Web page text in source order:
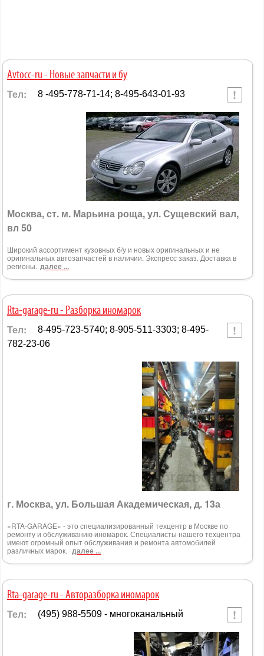
Avtocc-ru - Новые запчасти и бу
Тел: 8 -495-778-71-14; 8-495-643-01-93
Москва, ст. м. Марьина роща, ул. Сущевский вал,
вл 50
Широкий ассортимент кузовных б/у и новых оригинальных и не
оригинальных автозапчастей в наличии. Экспресс заказ. Доставка в
регионы. далее ...
Rta-garage-ru - Разборка иномарок
Тел:
8-495-723-5740; 8-905-511-3303; 8-495-
782-23-06
г. Москва, ул. Большая Академическая, д. 13а
«RTA-GARAGE» - это специализированный техцентр в Москве по
ремонту и обслуживанию иномарок. Специалисты нашего техцентра
имеют огромный опыт обслуживания и ремонта автомобилей
различных марок. далее ...
Rta-garage-ru - Авторазборка иномарок
Тел: (495) 988-5509 - многоканальный